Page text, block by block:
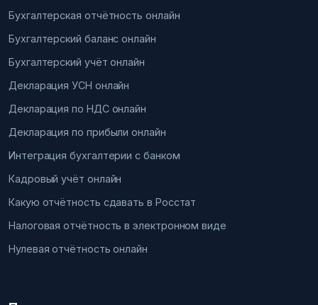
Бухгалтерская отчётность онлайн
Бухгалтерский баланс онлайн
Бухгалтерский учёт онлайн
Декларация УСН онлайн
Декларация по НДС онлайн
Декларация по прибыли онлайн
Интеграция бухгалтерии с банком
Кадровый учёт онлайн
Какую отчётность сдавать в Росстат
Налоговая отчётность в электронном виде
Нулевая отчётность онлайн